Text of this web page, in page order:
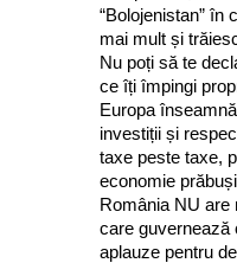
“Bolojenistan” în
mai mult și
Nu poți să te
ce îți împingi
Europa
investiții și
taxe peste taxe,
economie
România NU are
care guvernează
aplauze pentru